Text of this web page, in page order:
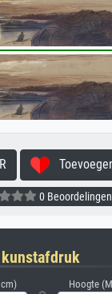
0 Beoordelingen
Hoogte